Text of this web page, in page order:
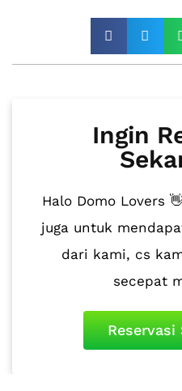
Ingin
Halo Domo Lovers
juga untuk
dari kami, cs
secepat
Reservasi